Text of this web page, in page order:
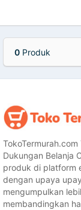
0 Produk
Dukungan Belanja
produk di platform
dengan upaya
mengumpulkan
membandingkan